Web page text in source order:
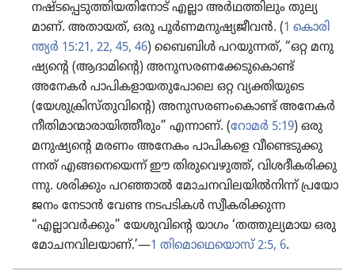
നഷ്ടപ്പെ​ടു​ത്തി​യ​തി​നോട്‌ എല്ലാ അർഥത്തി​ലും തുല്യ​
മാണ്‌. അതായത്‌, ഒരു പൂർണ​മ​നു​ഷ്യ​ജീ​വൻ. (1 കൊരി​
ന്ത്യർ 15:21, 22, 45, 46) ബൈബിൾ പറയു​ന്നത്‌, “ഒറ്റ മനു​
ഷ്യ​ന്റെ (ആദാമി​ന്റെ) അനുസ​ര​ണ​ക്കേ​ടുകൊണ്ട്‌
അനേകർ പാപികളായതുപോലെ ഒറ്റ വ്യക്തിയുടെ
(യേശു​ക്രിസ്‌തു​വിന്റെ) അനുസ​ര​ണംകൊണ്ട്‌ അനേകർ
നീതി​മാ​ന്മാ​രാ​യിത്തീരും” എന്നാണ്‌. (റോമർ 5:19) ഒരു
മനുഷ്യ​ന്റെ മരണം അനേകം പാപി​ക​ളെ വീണ്ടെ​ടു​ക്കു​
ന്നത്‌ എങ്ങനെ​യെന്ന്‌ ഈ തിരു​വെ​ഴുത്ത്‌, വിശദീ​ക​രി​ക്കു​
ന്നു. ശരിക്കും പറഞ്ഞാൽ മോചനവിലയിൽനിന്ന്‌ പ്രയോ​
ജ​നം നേടാൻ വേണ്ട നടപടി​കൾ സ്വീക​രി​ക്കു​ന്ന​
“എല്ലാവർക്കും” യേശു​വിന്റെ യാഗം ‘തത്തുല്യമായ ഒരു
മോചനവിലയാണ്‌.’—1 തിമൊ​ഥെ​യൊസ്‌ 2:5, 6.